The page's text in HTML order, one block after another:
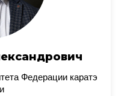
Федерации каратэ